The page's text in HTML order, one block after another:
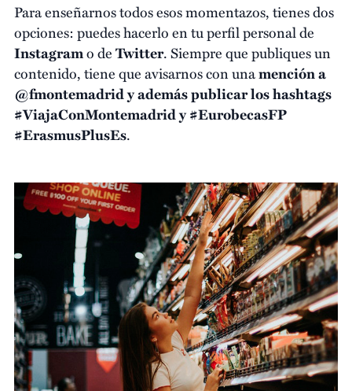
Para enseñarnos todos esos momentazos, tienes dos
opciones: puedes hacerlo en tu perfil personal de
Instagramo deTwitter. Siempre que publiques un
contenido, tiene que avisarnos con unamención a
@fmontemadrid y además publicar los hashtags
#ViajaConMontemadrid y #EurobecasFP
#ErasmusPlusEs.